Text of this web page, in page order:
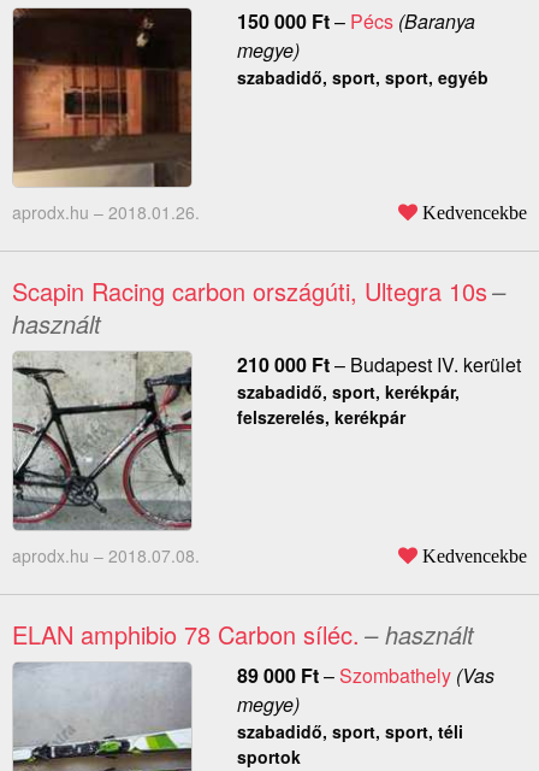
150 000 Ft– Pécs(Baranya
megye)
szabadidő, sport, sport, egyéb
aprodx.hu – 2018.01.26. Kedvencekbe
Scapin Racing carbon országúti, Ultegra 10s–
használt
210 000 Ft– Budapest IV. kerület
szabadidő, sport, kerékpár,
felszerelés, kerékpár
aprodx.hu – 2018.07.08. Kedvencekbe
ELAN amphibio 78 Carbon síléc. – használt
89 000 Ft–Szombathely(Vas
megye)
szabadidő, sport, sport, téli
sportok